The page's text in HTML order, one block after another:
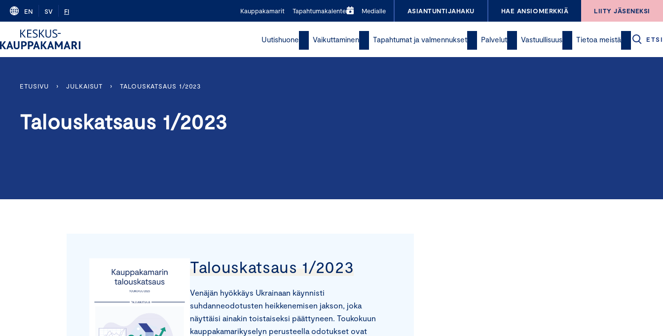
Skip
content
EN SV FI Kauppakamarit Tapahtumakalenteri Medialle ASIANTUNTIJAHAKU HAE ANSIOMERKKIÄ LIITY JÄSENEKSI
Uutishuone Vaikuttaminen Tapahtumat ja valmennukset Palvelut Vastuullisuus Tietoa meistä ETSI
ETUSIVU › JULKAISUT › TALOUSKATSAUS 1/2023
Talouskatsaus 1/2023
Talouskatsaus 1/2023
Venäjän hyökkäys Ukrainaan käynnisti
suhdanneodotusten heikkenemisen jakson, joka
näyttäisi ainakin toistaiseksi päättyneen. Toukokuun
kauppakamarikyselyn perusteella odotukset ovat